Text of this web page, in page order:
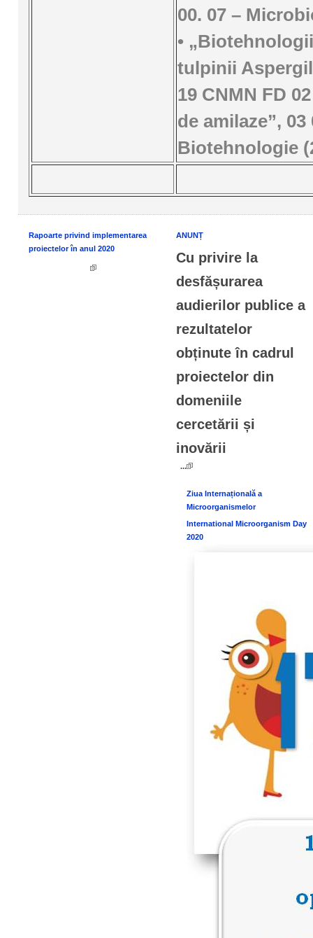
00. 07 –
•
tulpinii
19 CNMN FD
de amilaze”, 03
Biotehnologie
Rapoarte privind implementarea
proiectelor în anul 2020
ANUNȚ
Cu privire la
desfășurarea
audierilor publice a
rezultatelor
obținute în cadrul
proiectelor din
domeniile
cercetării și
inovării
...
Ziua Internațională a
Microorganismelor
International Microorganism Day
2020